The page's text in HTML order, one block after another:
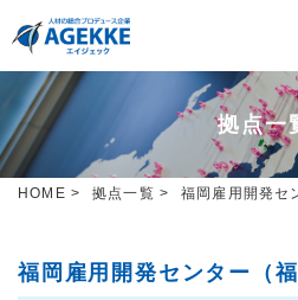
拠点一
HOME > 拠点一覧 > 福岡雇用開発セ
福岡雇用開発センター（福